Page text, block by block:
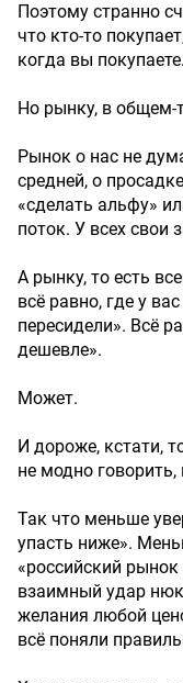
Поэтому странно
что кто-то
когда вы покупаете.
Но рынку, в общем-
Рынок о нас не
средней, о
«сделать альфу»
поток. У всех свои
А рынку, то есть
всё равно, где у
пересидели». Всё
дешевле».
Может.
И дороже, кстати,
не модно говорить,
Так что меньше
упасть ниже».
«российский
взаимный удар
желания любой
всё поняли